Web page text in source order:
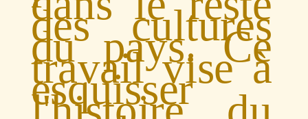
des cultures
du pays. Ce
travail vise à
esquisser